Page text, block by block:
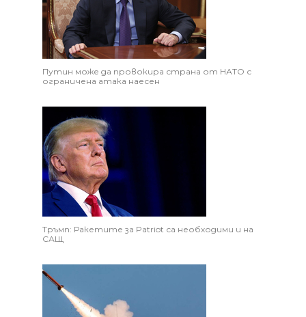
Путин може да провокира страна от НАТО с
ограничена атака наесен
Тръмп: Ракетите за Patriot са необходими и на
САЩ